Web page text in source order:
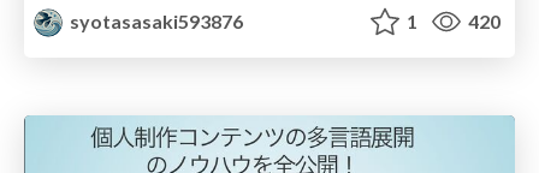
syotasasaki593876
1 420